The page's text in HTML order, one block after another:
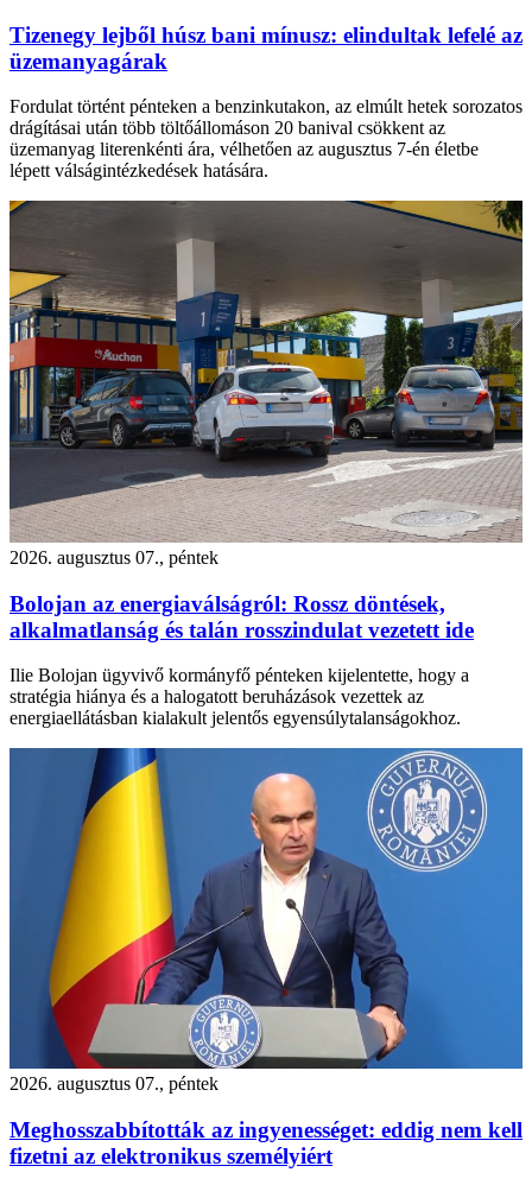
Tizenegy lejből húsz bani mínusz: elindultak lefelé az
üzemanyagárak
Fordulat történt pénteken a benzinkutakon, az elmúlt hetek sorozatos
drágításai után több töltőállomáson 20 banival csökkent az
üzemanyag literenkénti ára, vélhetően az augusztus 7-én életbe
lépett válságintézkedések hatására.
2026. augusztus 07., péntek
Bolojan az energiaválságról: Rossz döntések,
alkalmatlanság és talán rosszindulat vezetett ide
Ilie Bolojan ügyvivő kormányfő pénteken kijelentette, hogy a
stratégia hiánya és a halogatott beruházások vezettek az
energiaellátásban kialakult jelentős egyensúlytalanságokhoz.
2026. augusztus 07., péntek
Meghosszabbították az ingyenességet: eddig nem kell
fizetni az elektronikus személyiért